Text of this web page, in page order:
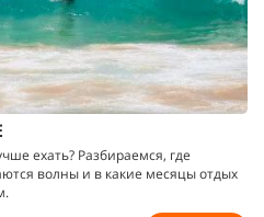
ехать? Разбираемся, где
волны и в какие месяцы отдых